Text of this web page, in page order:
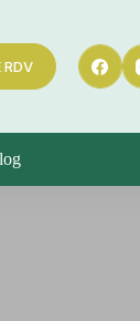
RDV